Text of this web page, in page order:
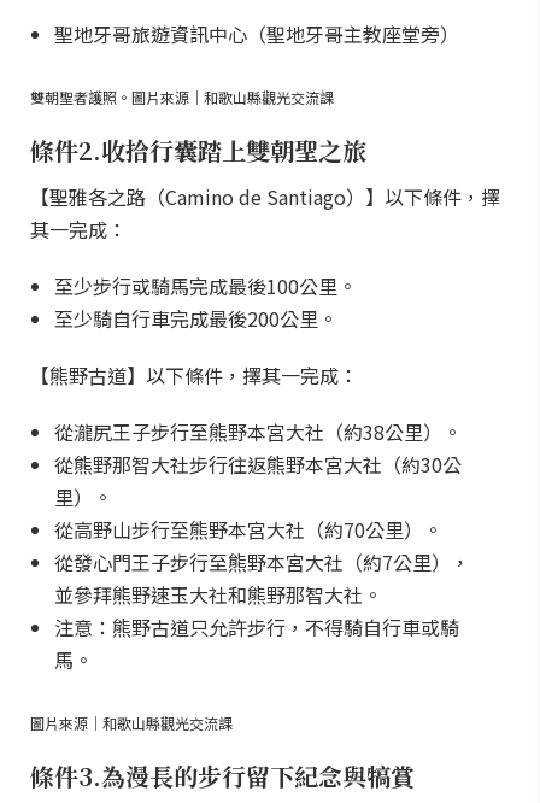
聖地牙哥旅遊資訊中心（聖地牙哥主教座堂旁）
雙朝聖者護照。圖片來源｜和歌山縣觀光交流課
條件2.收拾行囊踏上雙朝聖之旅
【聖雅各之路（Camino de Santiago）】以下條件，擇
其一完成：
至少步行或騎馬完成最後100公里。
至少騎自行車完成最後200公里。
【熊野古道】以下條件，擇其一完成：
從瀧尻王子步行至熊野本宮大社（約38公里）。
從熊野那智大社步行往返熊野本宮大社（約30公
里）。
從高野山步行至熊野本宮大社（約70公里）。
從發心門王子步行至熊野本宮大社（約7公里），
並參拜熊野速玉大社和熊野那智大社。
注意：熊野古道只允許步行，不得騎自行車或騎
馬。
圖片來源｜和歌山縣觀光交流課
條件3.為漫長的步行留下紀念與犒賞